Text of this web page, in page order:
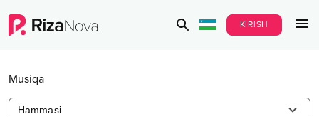
KIRISH
Musiqa
Hammasi